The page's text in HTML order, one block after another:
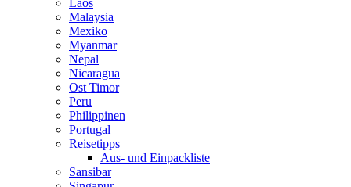
Laos
Malaysia
Mexiko
Myanmar
Nepal
Nicaragua
Ost Timor
Peru
Philippinen
Portugal
Reisetipps
Aus- und Einpackliste
Sansibar